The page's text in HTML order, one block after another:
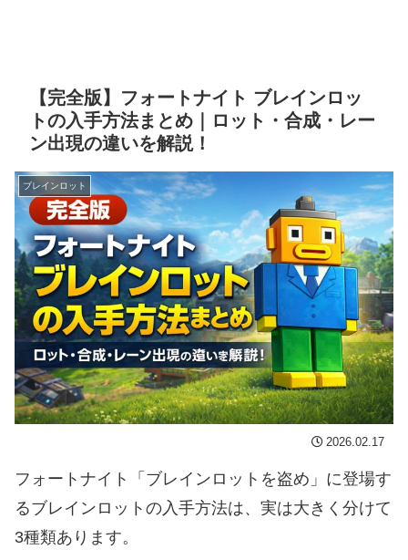
【完全版】フォートナイト ブレインロッ
トの入手方法まとめ｜ロット・合成・レー
ン出現の違いを解説！
ブレインロット
2026.02.17
フォートナイト「ブレインロットを盗め」に登場す
るブレインロットの入手方法は、実は大きく分けて
3種類あります。